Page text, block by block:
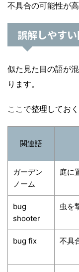
不具合の可能性が高
誤解しやす
似た見た目の語が
ります。
ここで整理してお
関連語
ガーデン
ノーム
庭に
bug
shooter
虫を
bug fix 不具